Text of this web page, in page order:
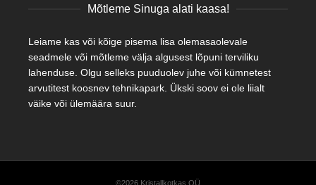
Mõtleme Sinuga alati kaasa!
Leiame kas või kõige pisema lisa olemasaolevale
seadmele või mõtleme välja algusest lõpuni terviliku
lahenduse. Olgu selleks puuduolev juhe või kümnetest
arvutitest koosnev tehnikapark. Ükski soov ei ole liialt
väike või ülemäära suur.
©2026 Kristallkotkas OÜ